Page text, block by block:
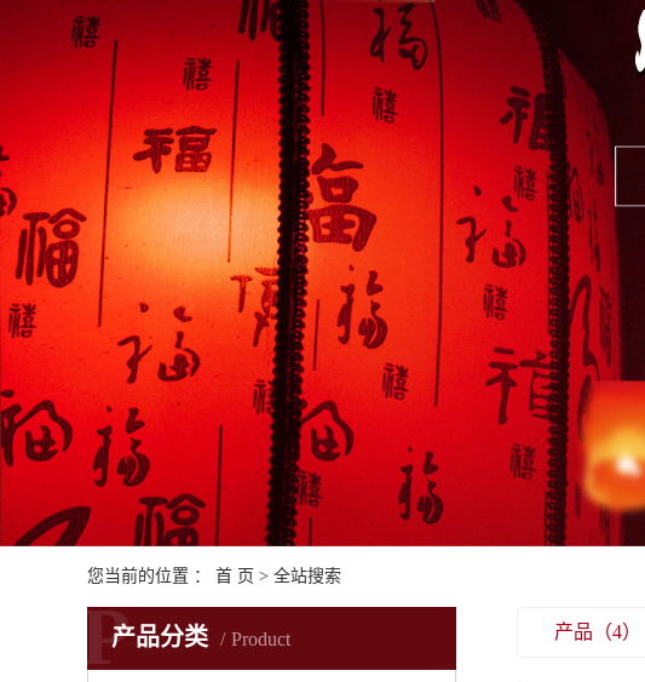
您当前的位置 ： 首 页 > 全站搜索
产品分类 Product
P 产品（4）